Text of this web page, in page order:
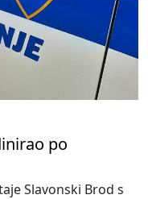
po
Slavonski Brod s